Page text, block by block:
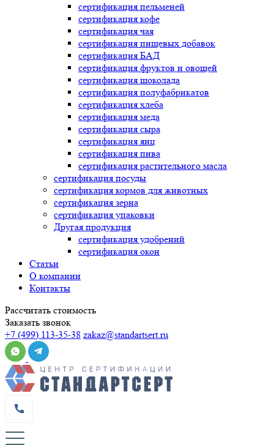
сертификация пельменей
сертификация кофе
сертификация чая
сертификация пищевых добавок
сертификация БАД
сертификация фруктов и овощей
сертификация шоколада
сертификация полуфабрикатов
сертификация хлеба
сертификация меда
сертификация сыра
сертификация яиц
сертификация пива
сертификация растительного масла
сертификация посуды
сертификация кормов для животных
сертификация зерна
сертификация упаковки
Другая продукция
сертификация удобрений
сертификация окон
Статьи
О компании
Контакты
Рассчитать стоимость
Заказать звонок
+7 (499) 113-35-38 zakaz@standartsert.ru